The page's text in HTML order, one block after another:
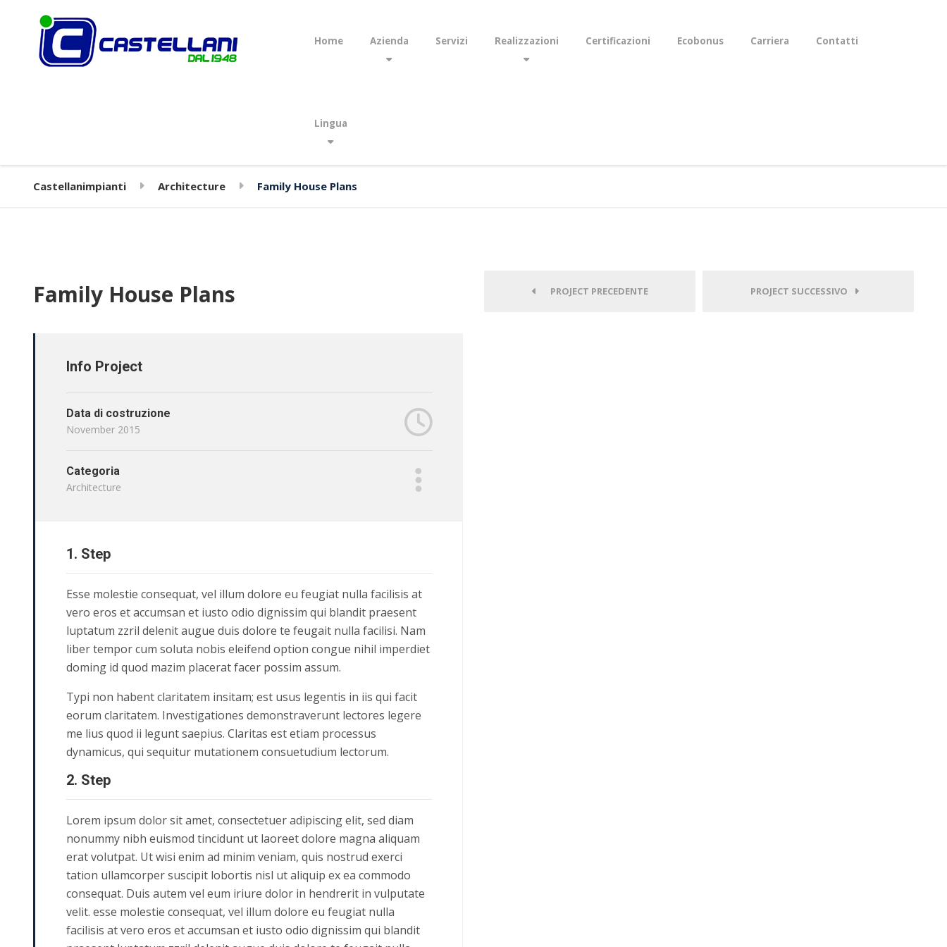
Home Azienda Servizi Realizzazioni Certificazioni Ecobonus Carriera Contatti
Lingua
Castellanimpianti Architecture Family House Plans
Family House Plans
Info Project
Data di costruzione
November 2015
Categoria
Architecture
1. Step
Esse molestie consequat, vel illum dolore eu feugiat nulla facilisis at
vero eros et accumsan et iusto odio dignissim qui blandit praesent
luptatum zzril delenit augue duis dolore te feugait nulla facilisi. Nam
liber tempor cum soluta nobis eleifend option congue nihil imperdiet
doming id quod mazim placerat facer possim assum.
Typi non habent claritatem insitam; est usus legentis in iis qui facit
eorum claritatem. Investigationes demonstraverunt lectores legere
me lius quod ii legunt saepius. Claritas est etiam processus
dynamicus, qui sequitur mutationem consuetudium lectorum.
2. Step
Lorem ipsum dolor sit amet, consectetuer adipiscing elit, sed diam
nonummy nibh euismod tincidunt ut laoreet dolore magna aliquam
erat volutpat. Ut wisi enim ad minim veniam, quis nostrud exerci
tation ullamcorper suscipit lobortis nisl ut aliquip ex ea commodo
consequat. Duis autem vel eum iriure dolor in hendrerit in vulputate
velit. esse molestie consequat, vel illum dolore eu feugiat nulla
facilisis at vero eros et accumsan et iusto odio dignissim qui blandit
PROJECT PRECEDENTE PROJECT SUCCESSIVO